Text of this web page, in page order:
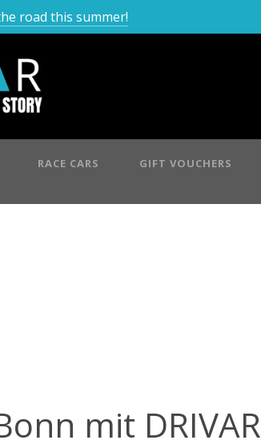
road this summer!
RACE CARS GIFT VOUCHERS
mit DRIVAR